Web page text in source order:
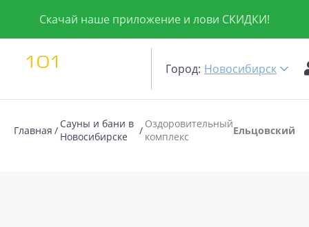
Скачай наше приложение и лови СКИДКИ!
Город: Новосибирск
Главная
Сауны и бани в
Новосибирске
Оздоровительный
комплекс
Ельцовский